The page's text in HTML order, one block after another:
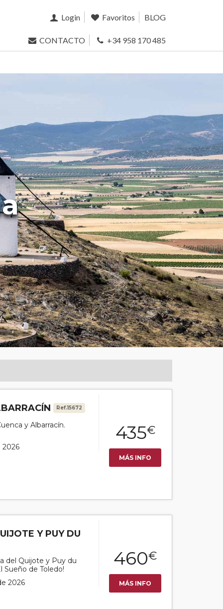
Login Favoritos BLOG
CONTACTO +34 958 170 485
Ref.15672
y Albarracín.
2026
435€
MÁS INFO
Y PUY DU
del Quijote y Puy du
Sueño de Toledo!
2026
460€
MÁS INFO